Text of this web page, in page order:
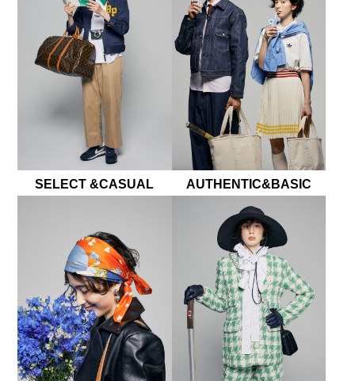
SELECT &CASUAL AUTHENTIC&BASIC